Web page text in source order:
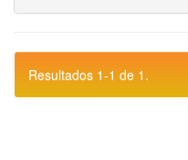
Resultados 1-1 de 1.